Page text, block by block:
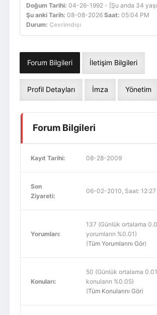
Doğum Tarihi: 04-26-1992 - [Şu anda 34
Şu anki Tarih: 08-08-2026 Saat: 05:04 PM
Durum: Çevrimdışı
Forum Bilgileri İletişim Bilgileri
Profil Detayları İmza Yönetim
Forum Bilgileri
Kayıt Tarihi: 08-28-2009
Son
Ziyareti:
06-02-2010, Saat: 12:27
Yorumları:
137 (Günlük ortalama
yorumların %0.01)
(Tüm Yorumlarını Gör)
Konuları:
50 (Günlük ortalama
konuların %0.05)
(Tüm Konularını Gör)